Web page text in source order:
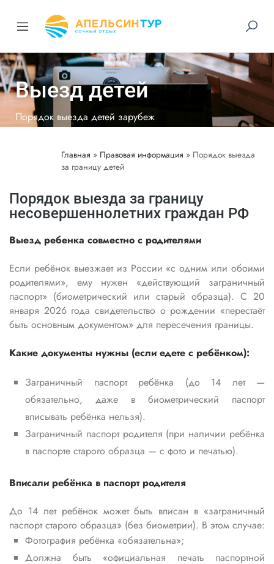
Выезд детей
Порядок выезда детей зарубеж
Главная » Правовая информация » Порядок выезда
за границу детей
Порядок выезда за границу
несовершеннолетних граждан РФ
Выезд ребенка совместно с родителями
Если ребёнок выезжает из России «с одним или обоими
родителями», ему нужен «действующий заграничный
паспорт» (биометрический или старый образца). С 20
января 2026 года свидетельство о рождении «перестаёт
быть основным документом» для пересечения границы.
Какие документы нужны (если едете с ребёнком):
Заграничный паспорт ребёнка (до 14 лет —
обязательно, даже в биометрический паспорт
вписывать ребёнка нельзя).
Заграничный паспорт родителя (при наличии ребёнка
в паспорте старого образца — с фото и печатью).
Вписали ребёнка в паспорт родителя
До 14 лет ребёнок может быть вписан в «заграничный
паспорт старого образца» (без биометрии). В этом случае:
Фотография ребёнка «обязательна»;
Должна быть «официальная печать паспортной